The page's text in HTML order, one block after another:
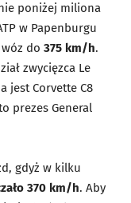
poniżej miliona
w Papenburgu
do 375 km/h.
zwycięzca Le
jest Corvette C8
prezes General
gdyż w kilku
370 km/h. Aby